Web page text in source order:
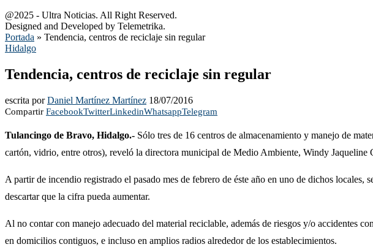
@2025 - Ultra Noticias. All Right Reserved.
Designed and Developed by Telemetrika.
Portada » Tendencia, centros de reciclaje sin regular
Hidalgo
Tendencia, centros de reciclaje sin regular
escrita porDaniel Martínez Martínez 18/07/2016
Compartir FacebookTwitterLinkedinWhatsappTelegram
Tulancingo de Bravo, Hidalgo.- Sólo tres de 16 centros de almacenamiento y manejo de
cartón, vidrio, entre otros), reveló la directora municipal de Medio Ambiente, Windy Jaqueline
A partir de incendio registrado el pasado mes de febrero de éste año en uno de dichos
descartar que la cifra pueda aumentar.
Al no contar con manejo adecuado del material reciclable, además de riesgos y/o accidentes
en domicilios contiguos, e incluso en amplios radios alrededor de los establecimientos.